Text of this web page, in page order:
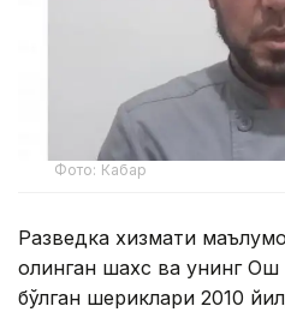
Фото: Кабар
Разведка хизмати
олинган шахс ва унинг Ош
бўлган шериклари 2010